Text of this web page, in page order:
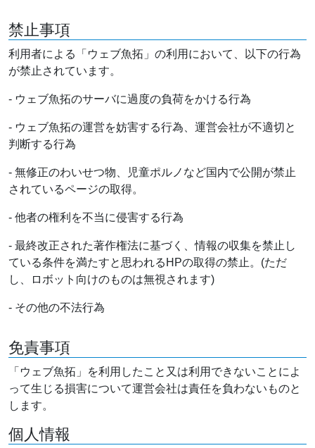
禁止事項
利用者による「ウェブ魚拓」の利用において、以下の行為
が禁止されています。
- ウェブ魚拓のサーバに過度の負荷をかける行為
- ウェブ魚拓の運営を妨害する行為、運営会社が不適切と
判断する行為
- 無修正のわいせつ物、児童ポルノなど国内で公開が禁止
されているページの取得。
- 他者の権利を不当に侵害する行為
- 最終改正された著作権法に基づく、情報の収集を禁止し
ている条件を満たすと思われるHPの取得の禁止。(ただ
し、ロボット向けのものは無視されます)
- その他の不法行為
免責事項
「ウェブ魚拓」を利用したこと又は利用できないことによ
って生じる損害について運営会社は責任を負わないものと
します。
個人情報